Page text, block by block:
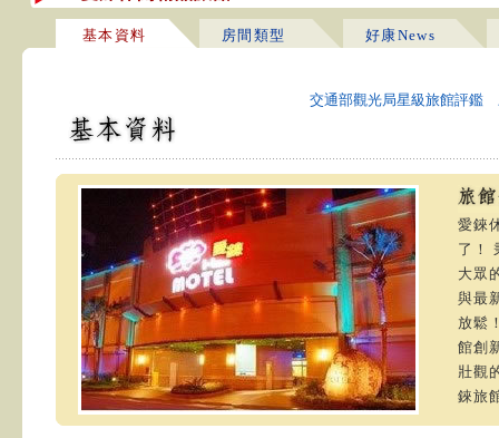
基本資料 房間類型 好康News
交通部觀光局星級旅館評鑑
愛錸
了！
大眾
與最
放鬆
館創
壯觀
錸旅